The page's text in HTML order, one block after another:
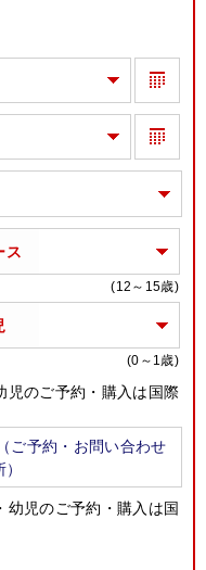
ス
(12～15歳)
(0～1歳)
のご予約・購入は国際
ご予約・お問い合わせ
児のご予約・購入は国